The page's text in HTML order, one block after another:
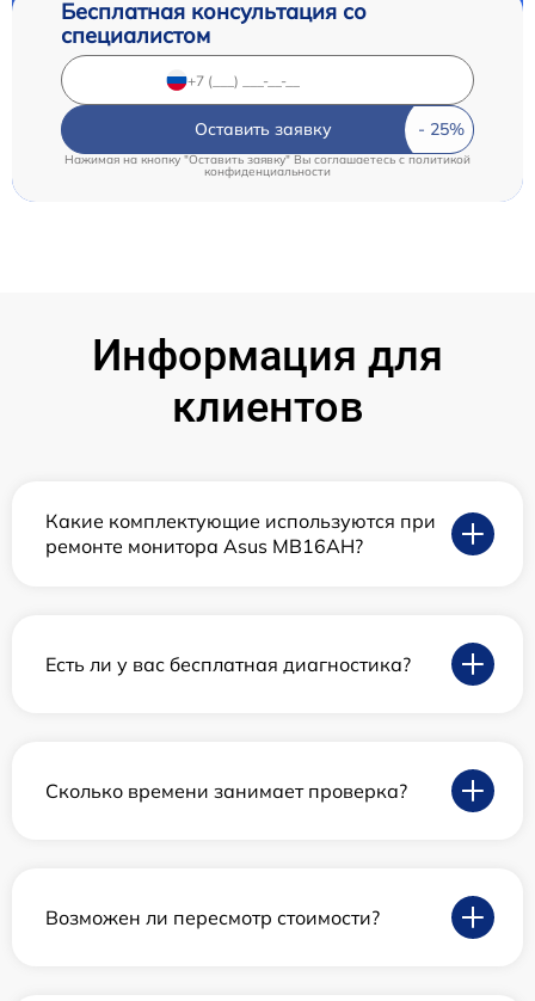
Бесплатная консультация со
специалистом
Оставить заявку
Нажимая на кнопку "Оставить заявку" Вы соглашаетесь c политикой
конфиденциальности
Информация для
клиентов
Какие комплектующие используются при
ремонте монитора Asus MB16AH?
Есть ли у вас бесплатная диагностика?
Сколько времени занимает проверка?
Возможен ли пересмотр стоимости?